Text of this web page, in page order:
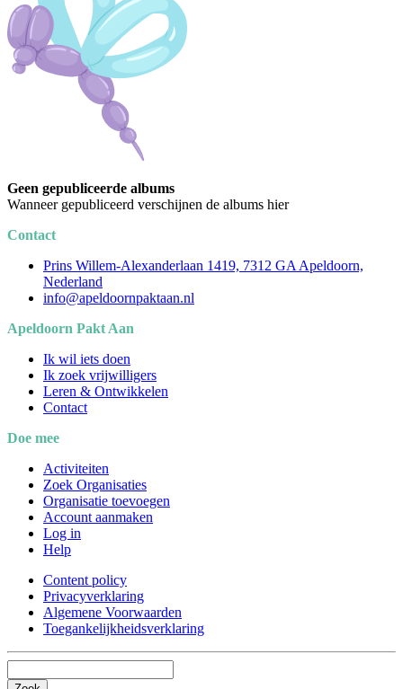
Geen gepubliceerde albums
Wanneer gepubliceerd verschijnen de albums hier
Contact
Prins Willem-Alexanderlaan 1419, 7312 GA Apeldoorn,
Nederland
info@apeldoornpaktaan.nl
Apeldoorn Pakt Aan
Ik wil iets doen
Ik zoek vrijwilligers
Leren & Ontwikkelen
Contact
Doe mee
Activiteiten
Zoek Organisaties
Organisatie toevoegen
Account aanmaken
Log in
Help
Content policy
Privacyverklaring
Algemene Voorwaarden
Toegankelijkheidsverklaring